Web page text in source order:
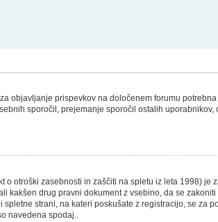
objavljanje prispevkov na določenem forumu
sporočil, prejemanje sporočil ostalih
o otroški zasebnosti in zaščiti na spletu iz leta 1998)
kakšen drug pravni dokument z vsebino, da se
strani, na kateri poskušate z registracijo, se za
navedena spodaj..